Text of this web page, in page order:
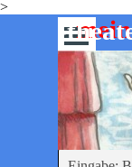
>
Direkt zum Seiteninhalt
-mein
Menü